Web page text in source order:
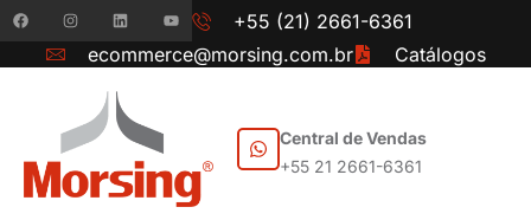
+55 (21) 2661-6361
ecommerce@morsing.com.br
Catálogos
Central de Vendas
+55 21 2661-6361